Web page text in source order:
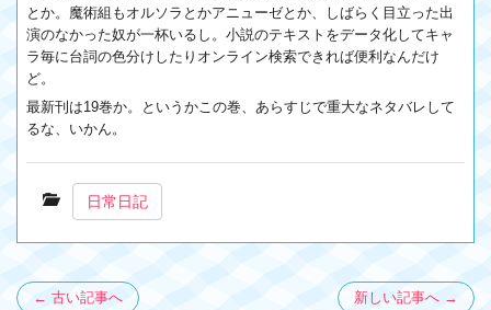
とか。魔術組もオルソラとかアニューゼとか、しばらく目立った出
演のなかった奴が一杯いるし。小説のテキストをデータ化してキャ
ラ毎に台詞の色分けしたりオンライン検索できれば便利なんだけ
ど。
最新刊は19巻か。というかこの巻、あらすじで重大なネタバレして
るな、いかん。
日常日記
← 古い記事へ 新しい記事へ →